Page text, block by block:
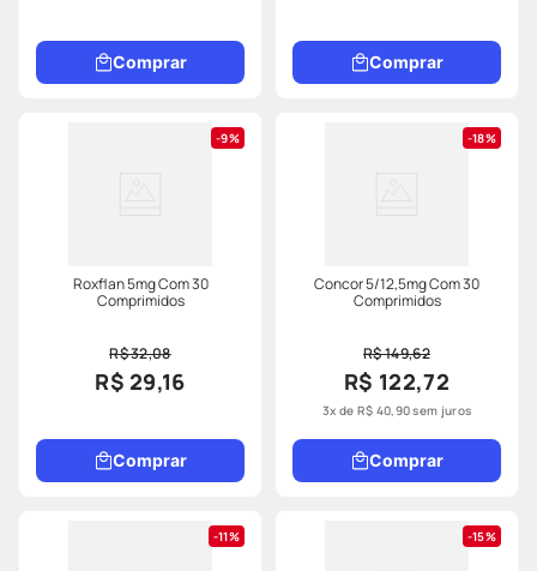
Comprar Comprar
9%
Roxflan 5mg Com 30
Comprimidos
R$ 32,08
R$ 29,16
Comprar
18%
Concor 5/12,5mg Com 30
Comprimidos
R$ 149,62
R$ 122,72
3x de R$ 40,90sem juros
Comprar
11% 15%